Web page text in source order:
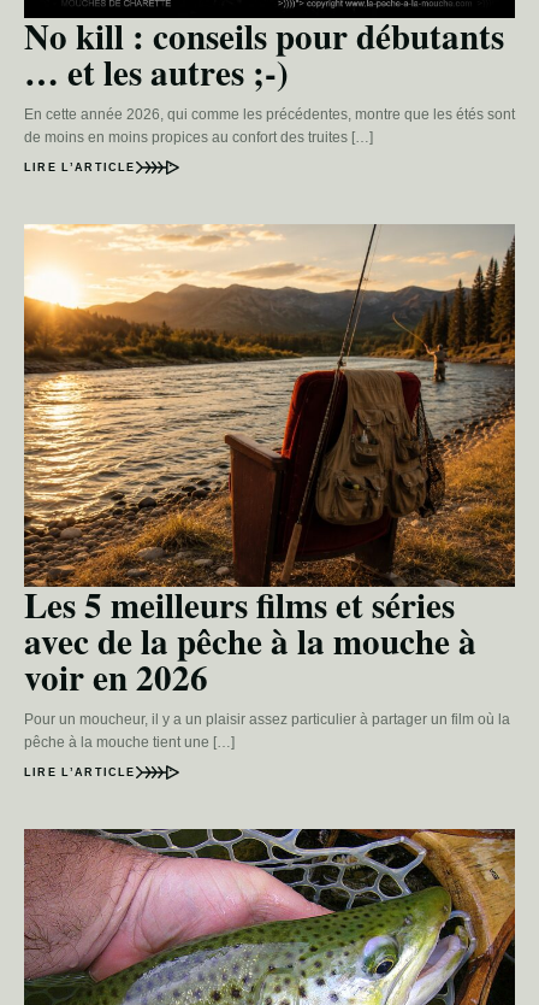
No kill : conseils pour débutants
… et les autres ;-)
En cette année 2026, qui comme les précédentes, montre que les étés sont
de moins en moins propices au confort des truites […]
LIRE L’ARTICLE
Les 5 meilleurs films et séries
avec de la pêche à la mouche à
voir en 2026
Pour un moucheur, il y a un plaisir assez particulier à partager un film où la
pêche à la mouche tient une […]
LIRE L’ARTICLE